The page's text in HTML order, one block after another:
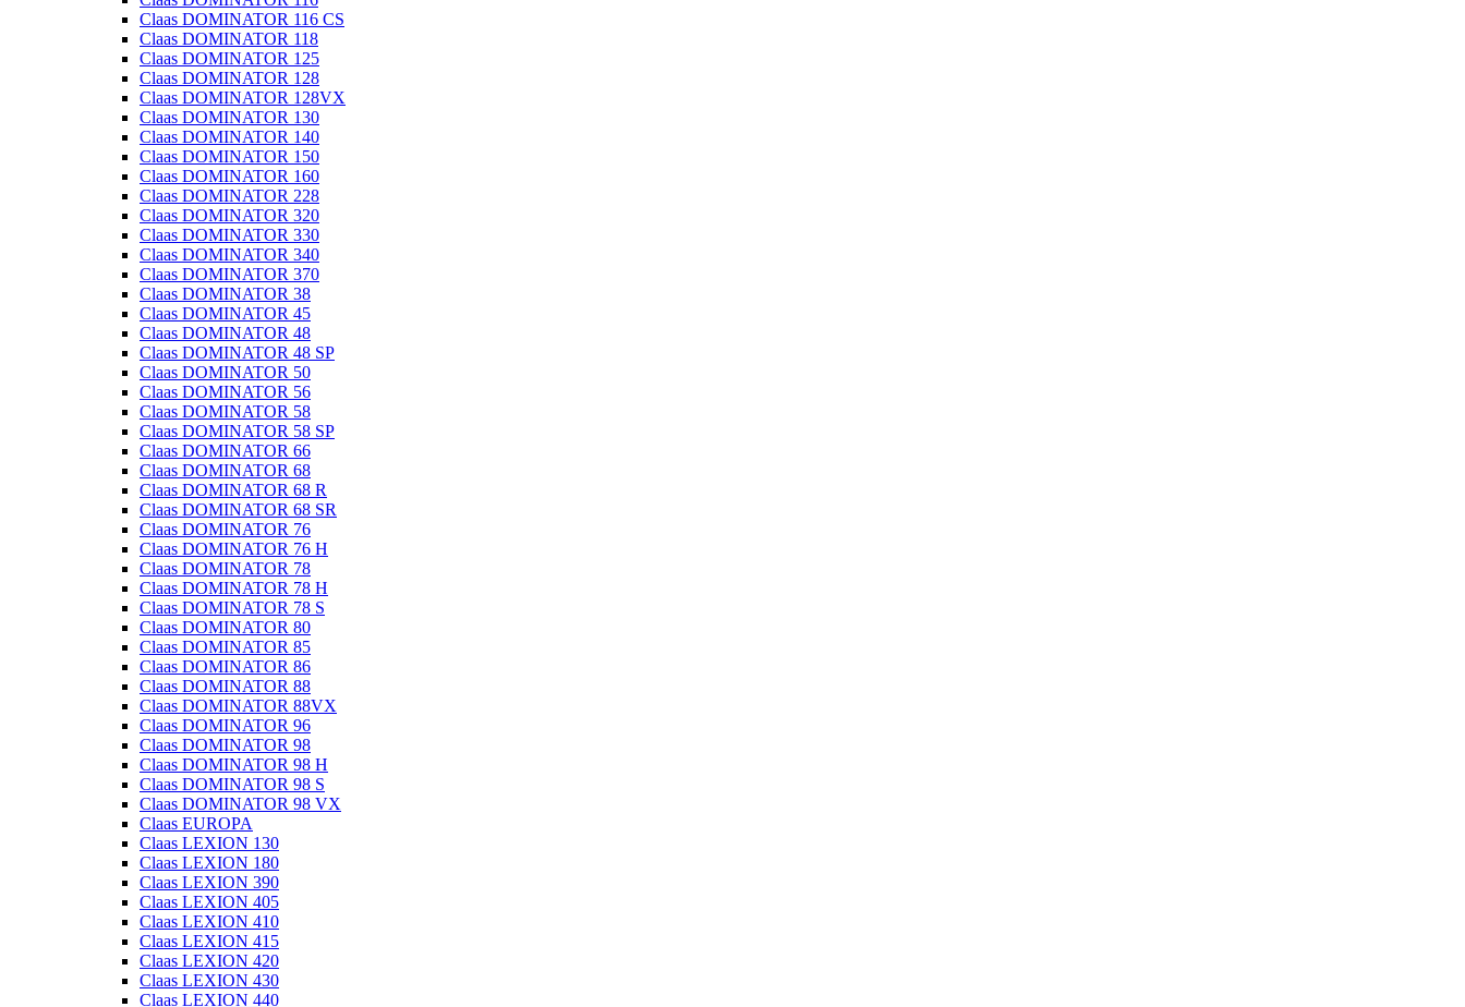
Claas DOMINATOR 116 CS
Claas DOMINATOR 118
Claas DOMINATOR 125
Claas DOMINATOR 128
Claas DOMINATOR 128VX
Claas DOMINATOR 130
Claas DOMINATOR 140
Claas DOMINATOR 150
Claas DOMINATOR 160
Claas DOMINATOR 228
Claas DOMINATOR 320
Claas DOMINATOR 330
Claas DOMINATOR 340
Claas DOMINATOR 370
Claas DOMINATOR 38
Claas DOMINATOR 45
Claas DOMINATOR 48
Claas DOMINATOR 48 SP
Claas DOMINATOR 50
Claas DOMINATOR 56
Claas DOMINATOR 58
Claas DOMINATOR 58 SP
Claas DOMINATOR 66
Claas DOMINATOR 68
Claas DOMINATOR 68 R
Claas DOMINATOR 68 SR
Claas DOMINATOR 76
Claas DOMINATOR 76 H
Claas DOMINATOR 78
Claas DOMINATOR 78 H
Claas DOMINATOR 78 S
Claas DOMINATOR 80
Claas DOMINATOR 85
Claas DOMINATOR 86
Claas DOMINATOR 88
Claas DOMINATOR 88VX
Claas DOMINATOR 96
Claas DOMINATOR 98
Claas DOMINATOR 98 H
Claas DOMINATOR 98 S
Claas DOMINATOR 98 VX
Claas EUROPA
Claas LEXION 130
Claas LEXION 180
Claas LEXION 390
Claas LEXION 405
Claas LEXION 410
Claas LEXION 415
Claas LEXION 420
Claas LEXION 430
Claas LEXION 440